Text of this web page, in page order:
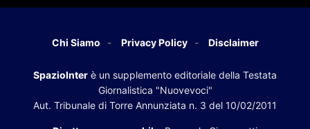
Chi Siamo Privacy Policy Disclaimer
SpazioInter è un supplemento editoriale della Testata
Giornalistica "Nuovevoci"
Aut. Tribunale di Torre Annunziata n. 3 del 10/02/2011